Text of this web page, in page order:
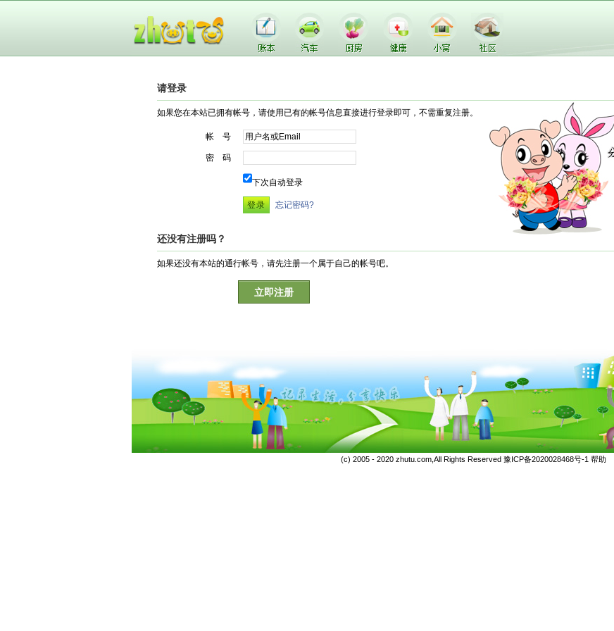
请登录
如果您在本站已拥有帐号，请使用已有的帐号信息直接进行登录即可，不需重复注册。
帐 号
密 码
下次自动登录
忘记密码?
还没有注册吗？
如果还没有本站的通行帐号，请先注册一个属于自己的帐号吧。
立即注册
(c) 2005 - 2020 zhutu.com,All Rights Reserved 豫ICP备2020028468号-1 帮助